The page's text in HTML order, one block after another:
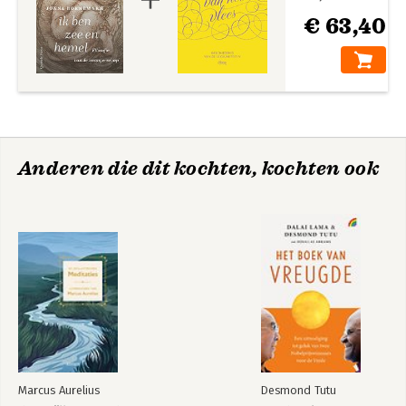
€ 63,40
Anderen die dit kochten, kochten ook
Marcus Aurelius Desmond Tutu